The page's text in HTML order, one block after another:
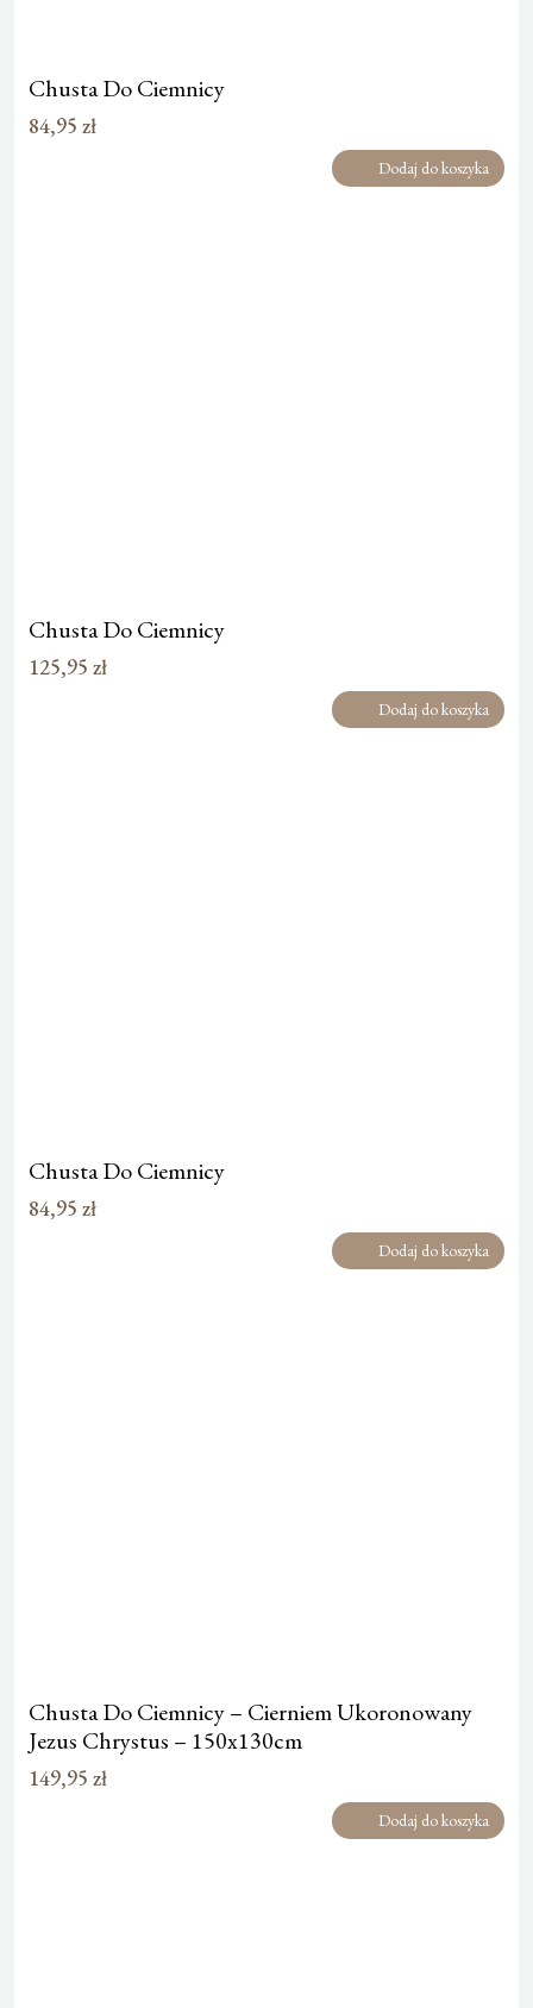
Chusta Do Ciemnicy
84,95 zł
Dodaj do koszyka
Chusta Do Ciemnicy
125,95 zł
Dodaj do koszyka
Chusta Do Ciemnicy
84,95 zł
Dodaj do koszyka
Chusta Do Ciemnicy – Cierniem Ukoronowany
Jezus Chrystus – 150x130cm
149,95 zł
Dodaj do koszyka